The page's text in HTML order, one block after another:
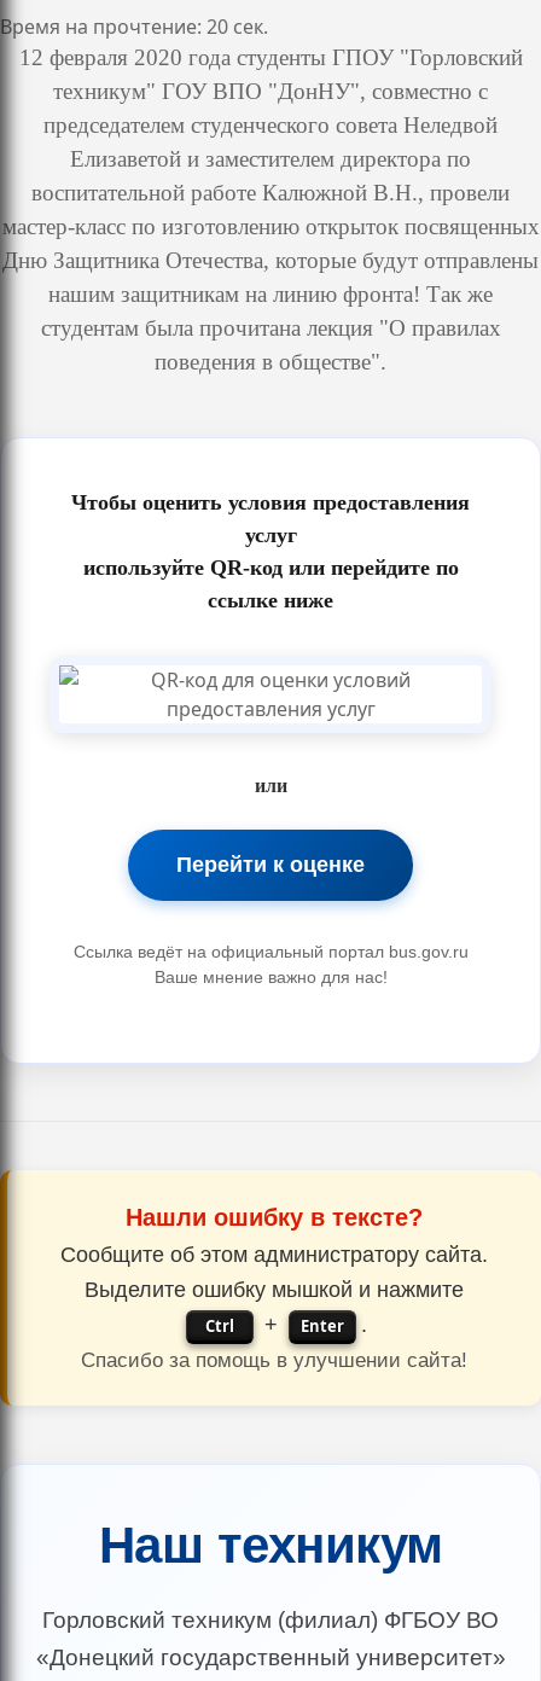
Время на прочтение: 20 сек.
12 февраля 2020 года студенты ГПОУ "Горловский
техникум" ГОУ ВПО "ДонНУ", совместно с
председателем студенческого совета Неледвой
Елизаветой и заместителем директора по
воспитательной работе Калюжной В.Н., провели
мастер-класс по изготовлению открыток посвященных
Дню Защитника Отечества, которые будут отправлены
нашим защитникам на линию фронта! Так же
студентам была прочитана лекция "О правилах
поведения в обществе".
Чтобы оценить условия предоставления
услуг
используйте QR-код или перейдите по
ссылке ниже
или
Перейти к оценке
Ссылка ведёт на официальный портал bus.gov.ru
Ваше мнение важно для нас!
Нашли ошибку в тексте?
Сообщите об этом администратору сайта.
Выделите ошибку мышкой и нажмите
Ctrl + Enter .
Спасибо за помощь в улучшении сайта!
Наш техникум
Горловский техникум (филиал) ФГБОУ ВО
«Донецкий государственный университет»